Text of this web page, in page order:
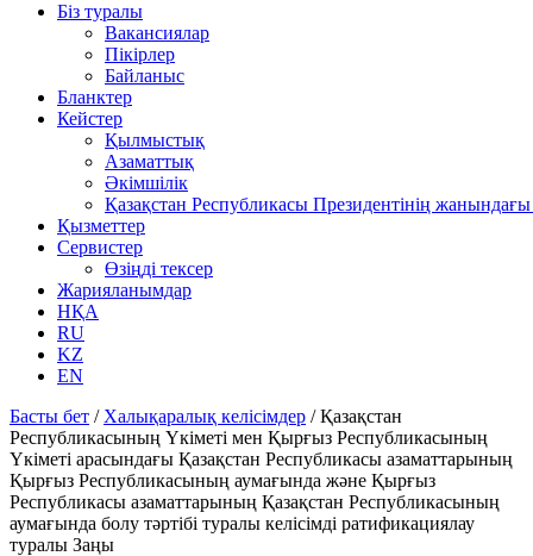
Біз туралы
Вакансиялар
Пікірлер
Байланыс
Бланктер
Кейстер
Қылмыстық
Азаматтық
Әкімшілік
Қазақстан Республикасы Президентінің
Қызметтер
Сервистер
Өзіңді тексер
Жарияланымдар
НҚА
RU
KZ
EN
Басты бет / Халықаралық келісімдер /Қазақстан
Республикасының Үкiметi мен Қырғыз Республикасының
Үкiметi арасындағы Қазақстан Республикасы азаматтарының
Қырғыз Республикасының аумағында және Қырғыз
Республикасы азаматтарының Қазақстан Республикасының
аумағында болу тәртiбi туралы келісімді ратификациялау
туралы Заңы